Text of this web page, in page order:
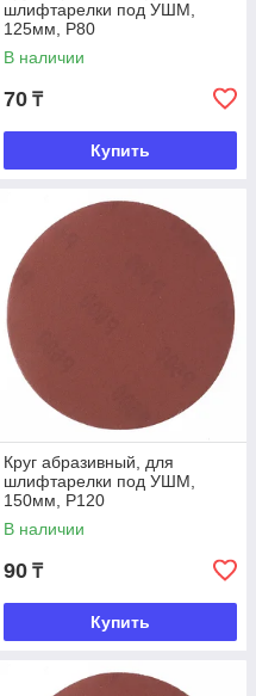
шлифтарелки под УШМ,
125мм, Р80
В наличии
70 ₸
Купить
Круг абразивный, для
шлифтарелки под УШМ,
150мм, Р120
В наличии
90 ₸
Купить